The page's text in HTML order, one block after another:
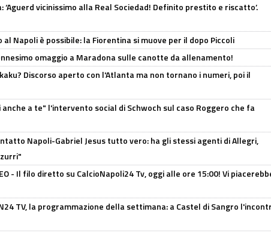
‘Aguerd vicinissimo alla Real Sociedad! Definito prestito e riscatto’.
al Napoli è possibile: la Fiorentina si muove per il dopo Piccoli
omaggio a Maradona sulle canotte da allenamento!
Discorso aperto con l'Atlanta ma non tornano i numeri, poi il
a te" l'intervento social di Schwoch sul caso Roggero che fa
Napoli-Gabriel Jesus tutto vero: ha gli stessi agenti di Allegri,
- Il filo diretto su CalcioNapoli24 Tv, oggi alle ore 15:00! Vi
TV, la programmazione della settimana: a Castel di Sangro